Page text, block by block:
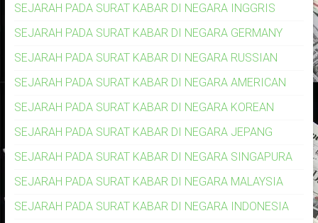
SEJARAH PADA SURAT KABAR DI NEGARA INGGRIS
SEJARAH PADA SURAT KABAR DI NEGARA GERMANY
SEJARAH PADA SURAT KABAR DI NEGARA RUSSIAN
SEJARAH PADA SURAT KABAR DI NEGARA AMERICAN
SEJARAH PADA SURAT KABAR DI NEGARA KOREAN
SEJARAH PADA SURAT KABAR DI NEGARA JEPANG
SEJARAH PADA SURAT KABAR DI NEGARA SINGAPURA
SEJARAH PADA SURAT KABAR DI NEGARA MALAYSIA
SEJARAH PADA SURAT KABAR DI NEGARA INDONESIA